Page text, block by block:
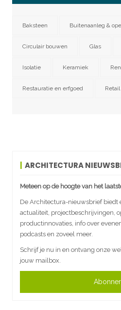
Baksteen Buitenaanleg &
Circulair bouwen Glas
Isolatie Keramiek
Restauratie en erfgoed
ARCHITECTURA
Meteen op de hoogte van het
De Architectura-nieuwsbrief biedt
actualiteit, projectbeschrijvingen,
productinnovaties, info over
podcasts en zoveel meer.
Schrijf je nu in en ontvang onze
jouw mailbox.